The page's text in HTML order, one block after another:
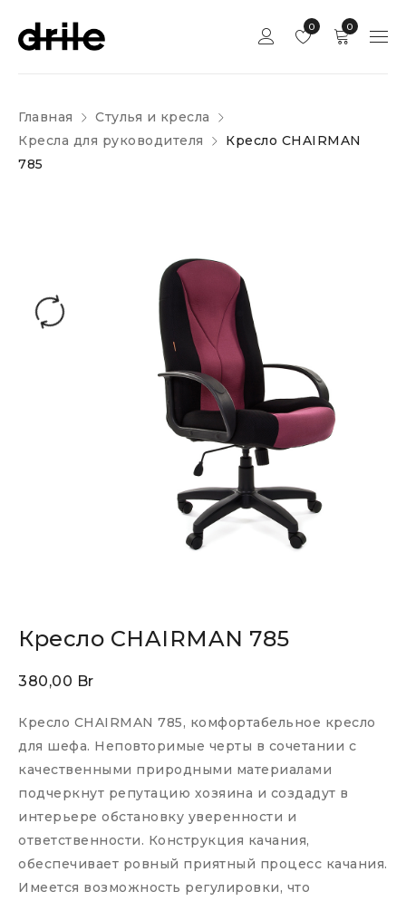
0
0
Главная
Стулья и кресла
Кресла для руководителя
Кресло CHAIRMAN
785
Кресло CHAIRMAN 785
380,00 Br
Кресло CHAIRMAN 785, комфортабельное кресло
для шефа. Неповторимые черты в сочетании с
качественными природными материалами
подчеркнут репутацию хозяина и создадут в
интерьере обстановку уверенности и
ответственности. Конструкция качания,
обеспечивает ровный приятный процесс качания.
Имеется возможность регулировки, что